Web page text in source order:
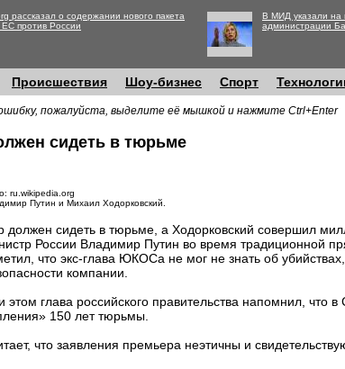
рассказал о содержании нового пакета
ЕС против России
В МИД указали на
администрации
Происшествия Шоу-бизнес Спорт
пожалуйста, выделите её мышкой и нажмите Ctrl+Enter
сидеть в тюрьме
ru.wikipedia.org
Путин и Михаил Ходорковский.
должен сидеть в тюрьме, а Ходорковский совершил
России Владимир Путин во время традиционной
что экс-глава ЮКОСа не мог не знать об
компании.
этом глава российского правительства напомнил,
150 лет тюрьмы.
что заявления премьера неэтичны и